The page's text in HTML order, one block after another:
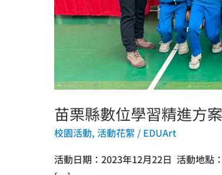
苗栗縣數位學習精進方
校園活動, 活動花絮 / EDUArt
活動日期：2023年12月22日 活動地
展
展
現
科
技
產
品